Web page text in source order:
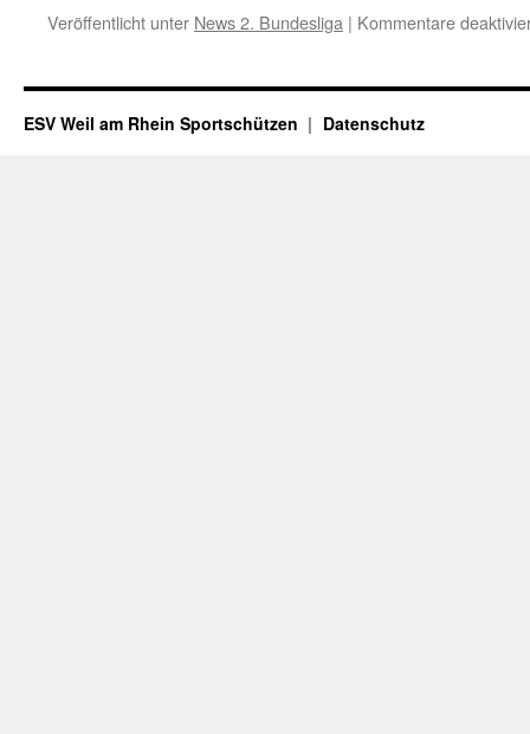
Veröffentlicht unter News 2. Bundesliga | Kommentare
ESV Weil am Rhein Sportschützen Datenschutz